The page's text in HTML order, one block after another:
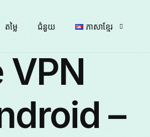
តម្លៃ ជំនួយ ភាសាខ្មែរ
Български
VPN
–